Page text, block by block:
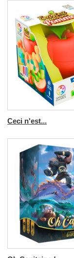
Ceci n'est...